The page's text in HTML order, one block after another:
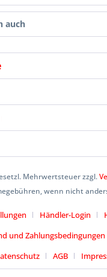
auch
Mehrwertsteuer zzgl.
wenn nicht
Händler-Login
und Zahlungsbedingungen
AGB
Designed byicommercetime